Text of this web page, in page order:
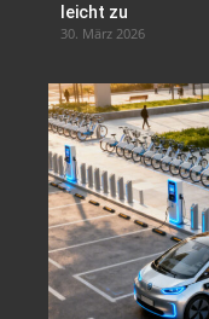
leicht zu
30. März 2026